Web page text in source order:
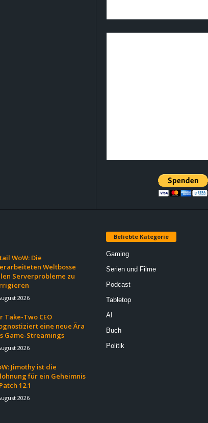
WoW: Die
Weltbosse
Serverprobleme zu
2026
Take-Two CEO
eine neue Ära
Game-Streamings
2026
Jimothy ist die
für ein Geheimnis
12.1
2026
Beliebte Kategorie
Gaming
Serien und Filme
Podcast
Tabletop
AI
Buch
Politik